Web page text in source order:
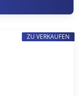
ZU VERKAUFEN